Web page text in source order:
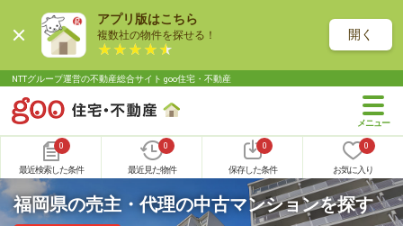
アプリ版はこちら
複数社の物件を探せる！ 開く
NTTグループ運営の不動産総合サイト goo住宅・不動産
0
最近検索した条件
0
最近見た物件
0
保存した条件
0
お気に入り
福岡県の売主・代理の中古マンションを探す